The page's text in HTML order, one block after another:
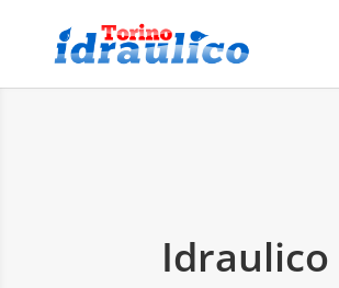
Idraulico